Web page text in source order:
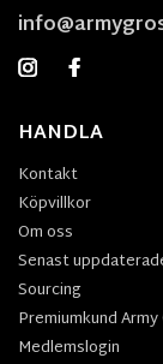
HANDLA
Kontakt
Köpvillkor
Om oss
Senast
Sourcing
Premiumkund
Medlemslogin